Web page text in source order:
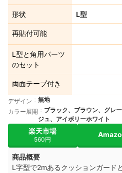
形状 L型
再貼付可能
L型と角用パーツ
のセット
両面テープ付き
デザイン
無地
カラー展開
ブラック、ブラウン、グレ
ジュ、アイボリーホワイト
楽天市場
560円
商品概要
L字型で2mあるクッションガード